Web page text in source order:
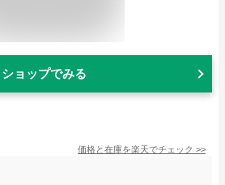
ショップでみる
価格と在庫を楽天でチェック >>